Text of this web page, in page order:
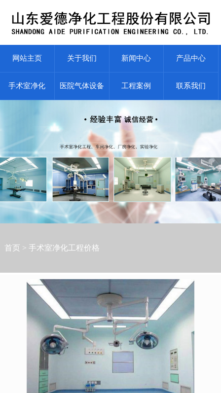
网站主页 关于我们 新闻中心 产品中心
手术室净化 医院气体设备 工程案例 联系我们
首页 > 手术室净化工程价格